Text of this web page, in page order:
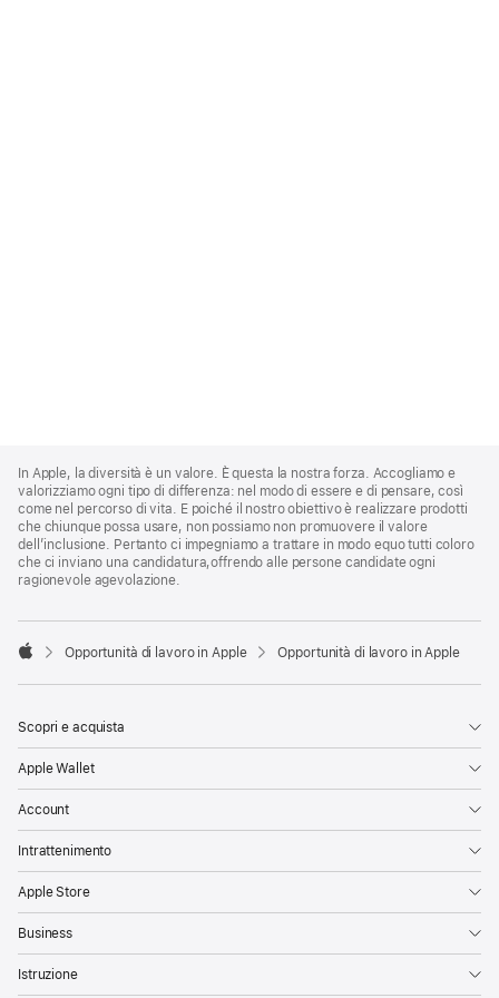
Footer
In Apple, la diversità è un valore. È questa la nostra forza. Accogliamo e
valorizziamo ogni tipo di differenza: nel modo di essere e di pensare, così
come nel percorso di vita. E poiché il nostro obiettivo è realizzare prodotti
che chiunque possa usare, non possiamo non promuovere il valore
dell’inclusione. Pertanto ci impegniamo a trattare in modo equo tutti coloro
che ci inviano una candidatura,offrendo alle persone candidate ogni
ragionevole agevolazione.

Opportunità di lavoro in Apple Opportunità di lavoro in Apple
Scopri e acquista
Apple Wallet
Account
Intrattenimento
Apple Store
Business
Istruzione